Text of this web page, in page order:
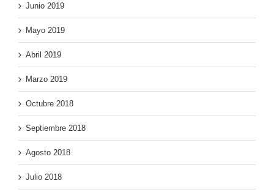
Junio 2019
Mayo 2019
Abril 2019
Marzo 2019
Octubre 2018
Septiembre 2018
Agosto 2018
Julio 2018